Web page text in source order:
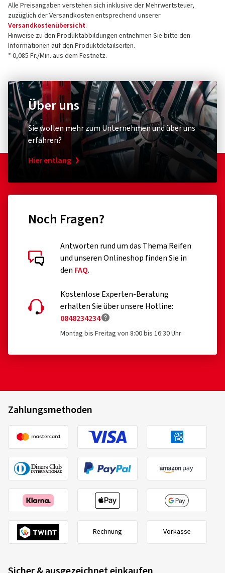
Alle Preisangaben verstehen sich inklusive der Mehrwertsteuer,
zuzüglich der Versandkosten entsprechend unserer
Versandkostenübersicht.
Hinweise zu den Produktabbildungen entnehmen Sie bitte den
Informationen auf den Produktdetailseiten.
* 0,085 Fr./Min. aus dem Festnetz.
Über uns
Sie wollen mehr zum Unternehmen und über uns
erfahren?
Hier entlang
Noch Fragen?
Antworten rund um das Thema Reifen
und unseren Onlineshop finden Sie in
den FAQ.
Kostenlose Experten-Beratung
erhalten Sie über unsere Hotline:
0848234234
Montag bis Freitag von 8:00 bis 16:30 Uhr
Zahlungsmethoden
Rechnung Vorkasse